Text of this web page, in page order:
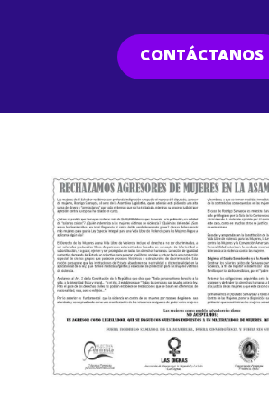
CONTÁCTANOS